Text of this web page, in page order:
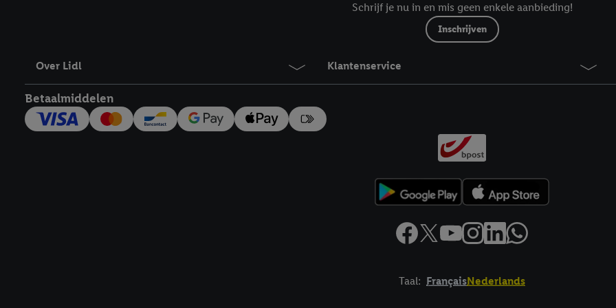
Schrijf je nu in en mis geen enkele aanbieding!
Inschrijven
Over Lidl Klantenservice
Betaalmiddelen
Taal: FrançaisNederlands